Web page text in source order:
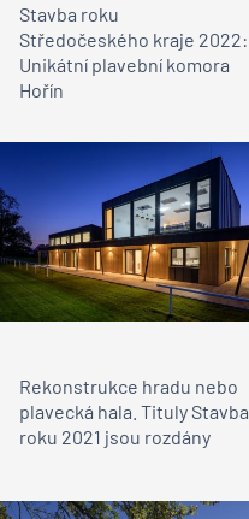
Stavba roku
Středočeského kraje 2022:
Unikátní plavební komora
Hořín
Rekonstrukce hradu nebo
plavecká hala. Tituly Stavba
roku 2021 jsou rozdány